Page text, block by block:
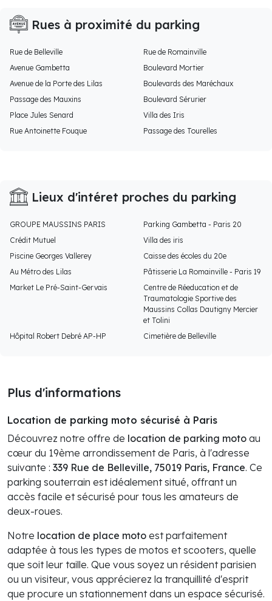
Rues à proximité du parking
Rue de Belleville
Rue de Romainville
Avenue Gambetta
Boulevard Mortier
Avenue de la Porte des Lilas
Boulevards des Maréchaux
Passage des Mauxins
Boulevard Sérurier
Place Jules Senard
Villa des Iris
Rue Antoinette Fouque
Passage des Tourelles
Lieux d'intéret proches du parking
GROUPE MAUSSINS PARIS
Parking Gambetta - Paris 20
Crédit Mutuel
Villa des iris
Piscine Georges Vallerey
Caisse des écoles du 20e
Au Métro des Lilas
Pâtisserie La Romainville - Paris 19
Market Le Pré-Saint-Gervais
Centre de Réeducation et de
Traumatologie Sportive des
Maussins Collas Dautigny Mercier
et Tolini
Hôpital Robert Debré AP-HP
Cimetière de Belleville
Plus d'informations
Location de parking moto sécurisé à Paris
Découvrez notre offre de location de parking moto au
cœur du 19ème arrondissement de Paris, à l'adresse
suivante : 339 Rue de Belleville, 75019 Paris, France. Ce
parking souterrain est idéalement situé, offrant un
accès facile et sécurisé pour tous les amateurs de
deux-roues.
Notre location de place moto est parfaitement
adaptée à tous les types de motos et scooters, quelle
que soit leur taille. Que vous soyez un résident parisien
ou un visiteur, vous apprécierez la tranquillité d'esprit
que procure un stationnement dans un espace sécurisé.